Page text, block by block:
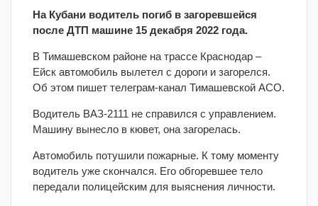
На Кубани водитель погиб в загоревшейся
после ДТП машине 15 декабря 2022 года.
В Тимашевском районе на трассе Краснодар –
Ейск автомобиль вылетел с дороги и загорелся.
Об этом пишет телеграм-канал Тимашевской АСО.
Водитель ВАЗ-2111 не справился с управлением.
Машину вынесло в кювет, она загорелась.
Автомобиль потушили пожарные. К тому моменту
водитель уже скончался. Его обгоревшее тело
передали полицейским для выяснения личности.